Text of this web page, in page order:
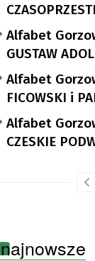
NUTTGENSA
Alfabet
GUSTAW
LANDSBERGA
Alfabet
FICOWSKI i
Alfabet
CZESKIE
najnowsze